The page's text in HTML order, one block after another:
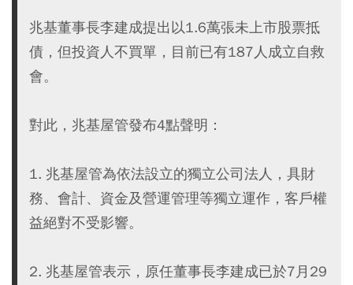
兆基董事長李建成提出以1.6萬張未上市股票抵
債，但投資人不買單，目前已有187人成立自救
會。
對此，兆基屋管發布4點聲明：
1. 兆基屋管為依法設立的獨立公司法人，具財
務、會計、資金及營運管理等獨立運作，客戶權
益絕對不受影響。
2. 兆基屋管表示，原任董事長李建成已於7月29